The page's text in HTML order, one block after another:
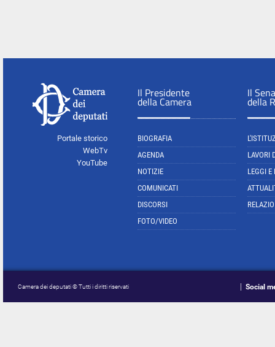
Portale storico
WebTv
YouTube
Il Presidente
della Camera
BIOGRAFIA
AGENDA
NOTIZIE
COMUNICATI
DISCORSI
FOTO/VIDEO
Il
della
LAVORI
LEGGI E
Camera dei deputati © Tutti i diritti riservati Social